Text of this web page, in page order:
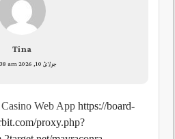
Tina
جولائ 10, 2026 at 3:38 am
Web App https://board-
proxy.php?